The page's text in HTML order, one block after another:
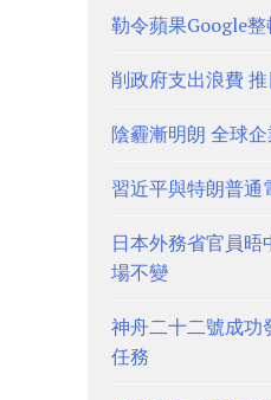
勒令蘋果Google
削政府支出浪費 推
陰霾漸明朗 全球
習近平與特朗普通
日本外務省官員
場不變
神舟二十二號成功
任務